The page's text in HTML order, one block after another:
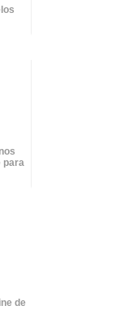
para
de